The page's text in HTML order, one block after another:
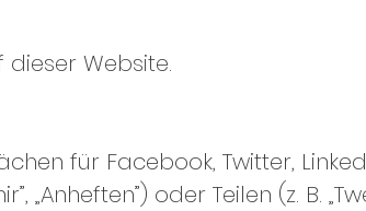
Website.
für Facebook, Twitter,
„Anheften”) oder Teilen (z. B.